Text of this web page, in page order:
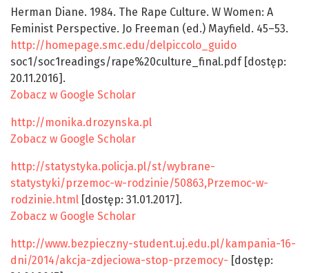
Herman Diane. 1984. The Rape Culture. W Women: A
Feminist Perspective. Jo Freeman (ed.) Mayfield. 45–53.
http://homepage.smc.edu/delpiccolo_guido
soc1/soc1readings/rape%20culture_final.pdf [dostęp:
20.11.2016].
Zobacz w Google Scholar
http://monika.drozynska.pl
Zobacz w Google Scholar
http://statystyka.policja.pl/st/wybrane-
statystyki/przemoc-w-rodzinie/50863,Przemoc-w-
rodzinie.html [dostęp: 31.01.2017].
Zobacz w Google Scholar
http://www.bezpieczny-student.uj.edu.pl/kampania-16-
dni/2014/akcja-zdjeciowa-stop-przemocy- [dostęp: